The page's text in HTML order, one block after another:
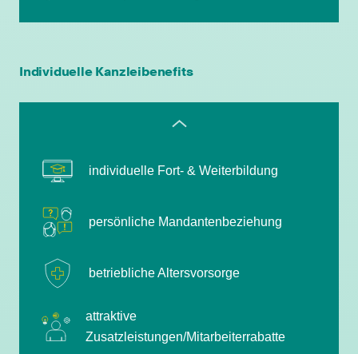
Individuelle Kanzleibenefits
Zusatzleistungen/Mitarbeiterrabatte
leistungsgerechte Bezahlung
flexible Arbeitszeiten
individuelle Fort- & Weiterbildung
persönliche Mandantenbeziehung
betriebliche Altersvorsorge
attraktive
Zusatzleistungen/Mitarbeiterrabatte